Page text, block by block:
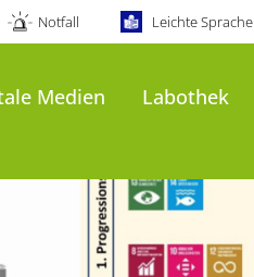
Notfall Leichte Sprache
Medien
Labothek